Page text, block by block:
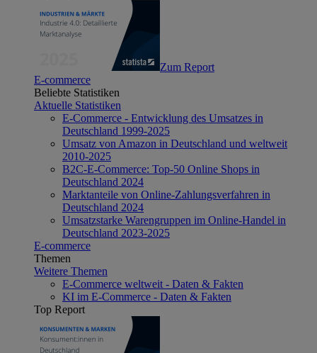
Zum Report
E-commerce
Beliebte Statistiken
Aktuelle Statistiken
E-Commerce - Entwicklung des Umsatzes in
Deutschland 1999-2025
Umsatz von Amazon in Deutschland und weltweit
2010-2025
B2C-E-Commerce: Top-50 Online Shops in
Deutschland 2024
Marktanteile von Online-Zahlungsverfahren in
Deutschland 2024
Umsatzstarke Warengruppen im Online-Handel in
Deutschland 2023-2025
E-commerce
Themen
Weitere Themen
E-Commerce weltweit - Daten & Fakten
KI im E-Commerce - Daten & Fakten
Top Report